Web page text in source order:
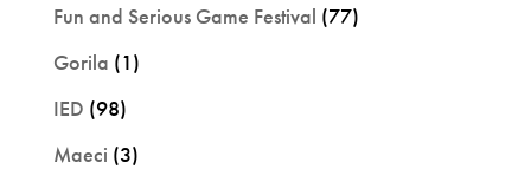
Fun and Serious Game Festival (77)
Gorila (1)
IED (98)
Maeci (3)